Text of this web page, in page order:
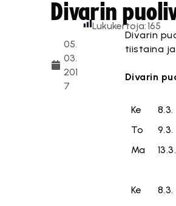
Divarin
05.
03.
201
7
Lukukertoja:165
Divarin
tiistaina
Divarin
Ke 8.3.
To
9.3.
Ma
13.3.
Ke 8.3.